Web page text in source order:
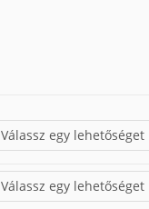
Válassz egy lehetőséget
Válassz egy lehetőséget